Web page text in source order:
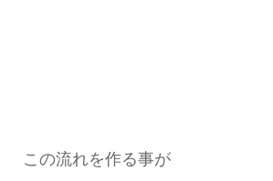
この流れを作る事が